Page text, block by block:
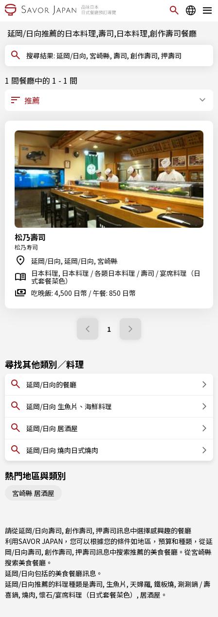
延岡/日向推薦的日本料理,壽司,日本料理,創作壽司餐廳
搜尋結果: 延岡/日向, 宮崎縣, 壽司, 創作壽司, 押壽司
1 間餐廳中的 1 - 1 間
松乃壽司
松乃寿司
延岡/日向, 延岡/日向, 宮崎縣
日本料理, 日本料理 / 各類日本料理 / 壽司 / 宴席料理（日
式套餐菜色）
吃晚飯: 4,500 日幣 / 午餐: 850 日幣
1
尋找其他類別／料理
延岡/日向的餐廳
延岡/日向 生魚片、海鮮料理
延岡/日向 居酒屋
延岡/日向 燒肉日式燒肉
熱門地區與類別
宮崎縣 居酒屋
請從延岡/日向壽司, 創作壽司, 押壽司訊息中選擇感興趣的餐廳
利用SAVOR JAPAN，您可以根據您的條件如地區，預算和種類，從延
岡/日向壽司, 創作壽司, 押壽司訊息中搜索推薦的美食餐廳。從宮崎縣
搜索美食餐廳。
延岡/日向包括的美食餐廳訊息。
延岡/日向推薦的料理種類是壽司, 生魚片 , 天婦羅, 鐵板燒, 涮涮鍋 / 壽
喜鍋, 燒肉, 懷石/宴席料理（日式套餐菜色） , 居酒屋 。